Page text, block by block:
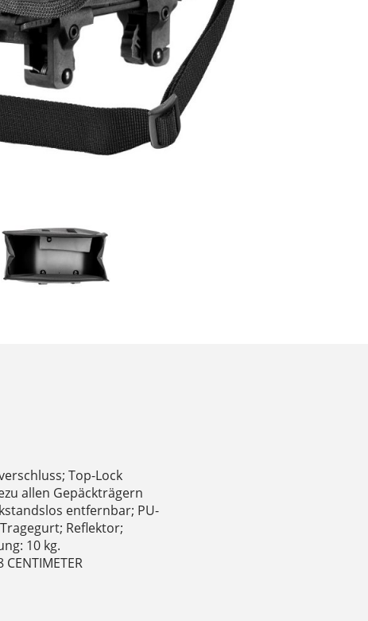
Top-Lock
allen Gepäckträgern
entfernbar; PU-
Reflektor;
10 kg.